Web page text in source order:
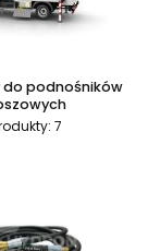
do podnośników
7